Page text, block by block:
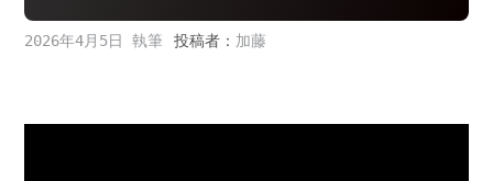
2026年4月5日 投稿者： 加藤